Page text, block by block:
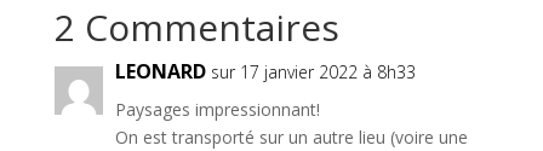
2 Commentaires
LEONARD sur 17 janvier 2022 à 8h33
Paysages impressionnant!
On est transporté sur un autre lieu (voire une